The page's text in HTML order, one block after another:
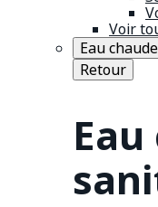
Voir
Eau
Retour